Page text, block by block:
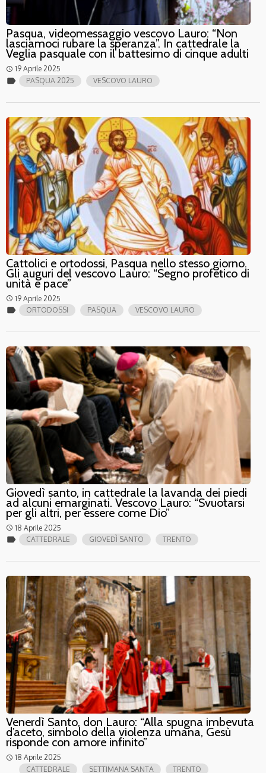
Pasqua, videomessaggio vescovo Lauro: “Non
lasciamoci rubare la speranza”. In cattedrale la
Veglia pasquale con il battesimo di cinque adulti
access_time 19 Aprile 2025
label PASQUA 2025 VESCOVO LAURO
Cattolici e ortodossi, Pasqua nello stesso giorno.
Gli auguri del vescovo Lauro: “Segno profetico di
unità e pace”
access_time 19 Aprile 2025
label ORTODOSSI PASQUA VESCOVO LAURO
Giovedì santo, in cattedrale la lavanda dei piedi
ad alcuni emarginati. Vescovo Lauro: “Svuotarsi
per gli altri, per essere come Dio”
access_time 18 Aprile 2025
label CATTEDRALE GIOVEDÌ SANTO TRENTO
Venerdì Santo, don Lauro: “Alla spugna imbevuta
d’aceto, simbolo della violenza umana, Gesù
risponde con amore infinito”
access_time 18 Aprile 2025
CATTEDRALE SETTIMANA SANTA TRENTO